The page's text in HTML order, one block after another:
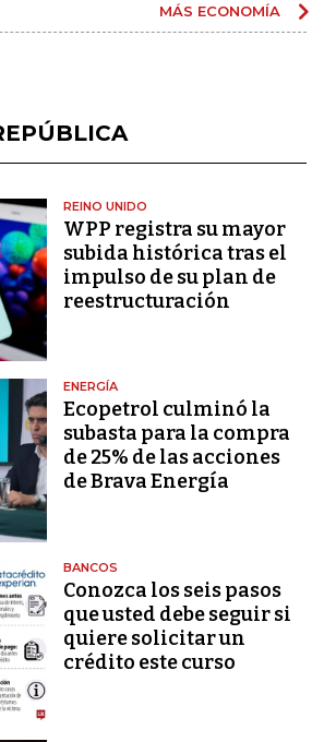
MÁS ECONOMÍA
REINO UNIDO
WPP registra su mayor
subida histórica tras el
impulso de su plan de
reestructuración
ENERGÍA
Ecopetrol culminó la
subasta para la compra
de 25% de las acciones
de Brava Energía
BANCOS
Conozca los seis pasos
que usted debe seguir si
quiere solicitar un
crédito este curso